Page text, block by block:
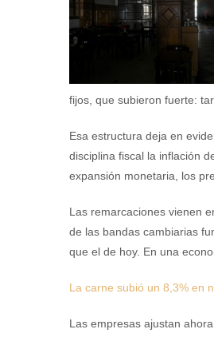
fijos, que subieron fuerte:
Esa estructura deja en
disciplina fiscal la inflación
expansión monetaria, los
Las remarcaciones vienen
de las bandas cambiarias
que el de hoy. En una
La carne subió un 8,3% en
Las empresas ajustan